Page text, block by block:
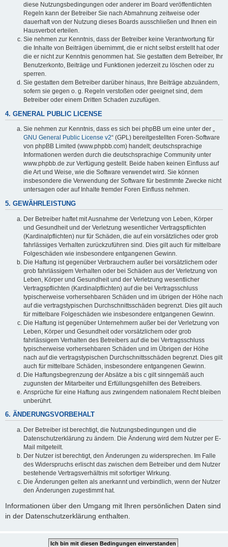
diese Nutzungsbedingungen oder anderer im Board veröffentlichten
Regeln kann der Betreiber Sie nach Abmahnung zeitweise oder
dauerhaft von der Nutzung dieses Boards ausschließen und Ihnen ein
Hausverbot erteilen.
Sie nehmen zur Kenntnis, dass der Betreiber keine Verantwortung für
die Inhalte von Beiträgen übernimmt, die er nicht selbst erstellt hat oder
die er nicht zur Kenntnis genommen hat. Sie gestatten dem Betreiber, Ihr
Benutzerkonto, Beiträge und Funktionen jederzeit zu löschen oder zu
sperren.
Sie gestatten dem Betreiber darüber hinaus, Ihre Beiträge abzuändern,
sofern sie gegen o. g. Regeln verstoßen oder geeignet sind, dem
Betreiber oder einem Dritten Schaden zuzufügen.
4. GENERAL PUBLIC LICENSE
Sie nehmen zur Kenntnis, dass es sich bei phpBB um eine unter der „
GNU General Public License v2“ (GPL) bereitgestellten Foren-Software
von phpBB Limited (www.phpbb.com) handelt; deutschsprachige
Informationen werden durch die deutschsprachige Community unter
www.phpbb.de zur Verfügung gestellt. Beide haben keinen Einfluss auf
die Art und Weise, wie die Software verwendet wird. Sie können
insbesondere die Verwendung der Software für bestimmte Zwecke nicht
untersagen oder auf Inhalte fremder Foren Einfluss nehmen.
5. GEWÄHRLEISTUNG
Der Betreiber haftet mit Ausnahme der Verletzung von Leben, Körper
und Gesundheit und der Verletzung wesentlicher Vertragspflichten
(Kardinalpflichten) nur für Schäden, die auf ein vorsätzliches oder grob
fahrlässiges Verhalten zurückzuführen sind. Dies gilt auch für mittelbare
Folgeschäden wie insbesondere entgangenen Gewinn.
Die Haftung ist gegenüber Verbrauchern außer bei vorsätzlichem oder
grob fahrlässigem Verhalten oder bei Schäden aus der Verletzung von
Leben, Körper und Gesundheit und der Verletzung wesentlicher
Vertragspflichten (Kardinalpflichten) auf die bei Vertragsschluss
typischerweise vorhersehbaren Schäden und im übrigen der Höhe nach
auf die vertragstypischen Durchschnittsschäden begrenzt. Dies gilt auch
für mittelbare Folgeschäden wie insbesondere entgangenen Gewinn.
Die Haftung ist gegenüber Unternehmern außer bei der Verletzung von
Leben, Körper und Gesundheit oder vorsätzlichem oder grob
fahrlässigem Verhalten des Betreibers auf die bei Vertragsschluss
typischerweise vorhersehbaren Schäden und im Übrigen der Höhe
nach auf die vertragstypischen Durchschnittsschäden begrenzt. Dies gilt
auch für mittelbare Schäden, insbesondere entgangenen Gewinn.
Die Haftungsbegrenzung der Absätze a bis c gilt sinngemäß auch
zugunsten der Mitarbeiter und Erfüllungsgehilfen des Betreibers.
Ansprüche für eine Haftung aus zwingendem nationalem Recht bleiben
unberührt.
6. ÄNDERUNGSVORBEHALT
Der Betreiber ist berechtigt, die Nutzungsbedingungen und die
Datenschutzerklärung zu ändern. Die Änderung wird dem Nutzer per E-
Mail mitgeteilt.
Der Nutzer ist berechtigt, den Änderungen zu widersprechen. Im Falle
des Widerspruchs erlischt das zwischen dem Betreiber und dem Nutzer
bestehende Vertragsverhältnis mit sofortiger Wirkung.
Die Änderungen gelten als anerkannt und verbindlich, wenn der Nutzer
den Änderungen zugestimmt hat.
Informationen über den Umgang mit Ihren persönlichen Daten sind
in der Datenschutzerklärung enthalten.